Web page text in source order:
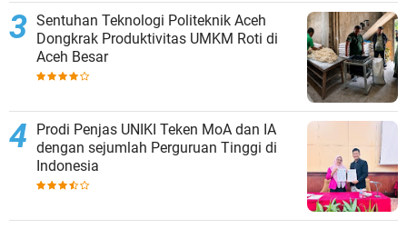
Sentuhan Teknologi Politeknik Aceh
Dongkrak Produktivitas UMKM Roti di
Aceh Besar
Prodi Penjas UNIKI Teken MoA dan IA
dengan sejumlah Perguruan Tinggi di
Indonesia